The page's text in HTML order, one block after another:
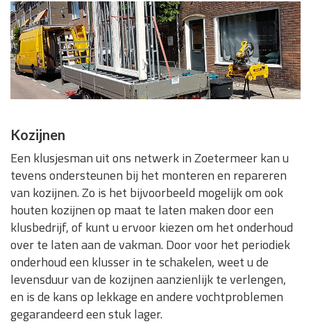
Kozijnen
Een klusjesman uit ons netwerk in Zoetermeer kan u
tevens ondersteunen bij het monteren en repareren
van kozijnen. Zo is het bijvoorbeeld mogelijk om ook
houten kozijnen op maat te laten maken door een
klusbedrijf, of kunt u ervoor kiezen om het onderhoud
over te laten aan de vakman. Door voor het periodiek
onderhoud een klusser in te schakelen, weet u de
levensduur van de kozijnen aanzienlijk te verlengen,
en is de kans op lekkage en andere vochtproblemen
gegarandeerd een stuk lager.